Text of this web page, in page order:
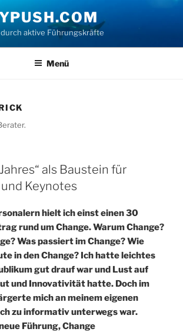
aktive Führungskräfte
Menü
als Baustein für
Keynotes
hielt ich einst einen 30
rund um Change. Warum Change?
Was passiert im Change? Wie
in den Change? Ich hatte leichtes
gut drauf war und Lust auf
und Innovativität hatte. Doch im
mich an meinem eigenen
zu informativ unterwegs war.
Führung, Change